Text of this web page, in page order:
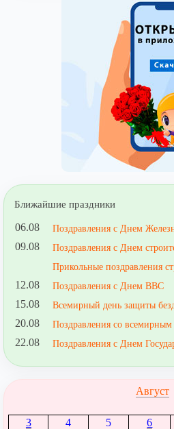
Ближайшие праздники
06.08 Поздравления с Днем
09.08
Поздравления с Днем
Прикольные поздравления
12.08 Поздравления с Днем ВВС
15.08 Всемирный день защиты
20.08 Поздравления со
22.08 Поздравления с Днем
Август
3
4 5 6